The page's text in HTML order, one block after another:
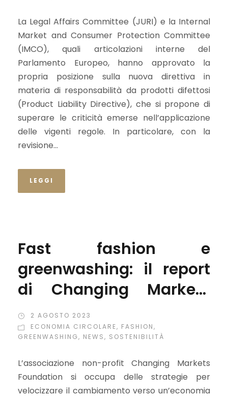
La Legal Affairs Committee (JURI) e la Internal
Market and Consumer Protection Committee
(IMCO), quali articolazioni interne del
Parlamento Europeo, hanno approvato la
propria posizione sulla nuova direttiva in
materia di responsabilità da prodotti difettosi
(Product Liability Directive), che si propone di
superare le criticità emerse nell’applicazione
delle vigenti regole. In particolare, con la
revisione...
LEGGI
Fast fashion e
greenwashing: il report
di Changing Markets
Foundation che ha
svelato la sorte dei capi
2 AGOSTO 2023
ECONOMIA CIRCOLARE, FASHION,
GREENWASHING, NEWS, SOSTENIBILITÀ
L’associazione non-profit Changing Markets
Foundation si occupa delle strategie per
velocizzare il cambiamento verso un’economia